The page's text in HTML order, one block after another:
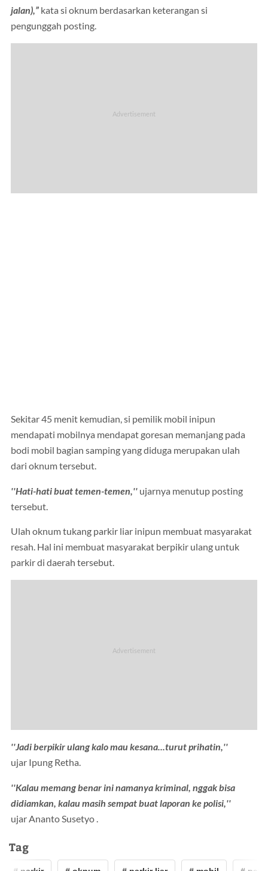
jalan),” kata si oknum berdasarkan keterangan si
pengunggah posting.
Sekitar 45 menit kemudian, si pemilik mobil inipun
mendapati mobilnya mendapat goresan memanjang pada
bodi mobil bagian samping yang diduga merupakan ulah
dari oknum tersebut.
''Hati-hati buat temen-temen,'' ujarnya menutup posting
tersebut.
Ulah oknum tukang parkir liar inipun membuat masyarakat
resah. Hal ini membuat masyarakat berpikir ulang untuk
parkir di daerah tersebut.
''Jadi berpikir ulang kalo mau kesana...turut prihatin,''
ujar Ipung Retha.
''Kalau memang benar ini namanya kriminal, nggak bisa
didiamkan, kalau masih sempat buat laporan ke polisi,''
ujar Ananto Susetyo .
Tag